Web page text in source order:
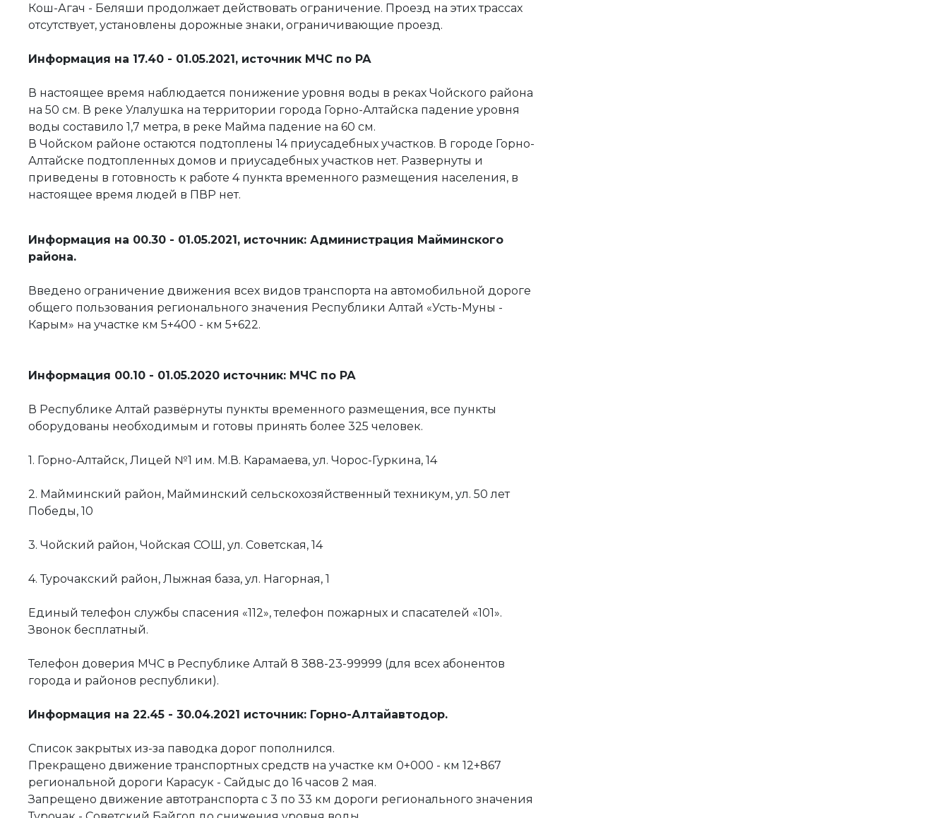
Кош-Агач - Беляши продолжает действовать ограничение. Проезд на этих трассах
отсутствует, установлены дорожные знаки, ограничивающие проезд.
Информация на 17.40 - 01.05.2021, источник МЧС по РА
В настоящее время наблюдается понижение уровня воды в реках Чойского района
на 50 см. В реке Улалушка на территории города Горно-Алтайска падение уровня
воды составило 1,7 метра, в реке Майма падение на 60 см.
В Чойском районе остаются подтоплены 14 приусадебных участков. В городе Горно-
Алтайске подтопленных домов и приусадебных участков нет. Развернуты и
приведены в готовность к работе 4 пункта временного размещения населения, в
настоящее время людей в ПВР нет.
Информация на 00.30 - 01.05.2021, источник: Администрация Майминского
района.
Введено ограничение движения всех видов транспорта на автомобильной дороге
общего пользования регионального значения Республики Алтай «Усть-Муны -
Карым» на участке км 5+400 - км 5+622.
Информация 00.10 - 01.05.2020 источник: МЧС по РА
В Республике Алтай развёрнуты пункты временного размещения, все пункты
оборудованы необходимым и готовы принять более 325 человек.
1. Горно-Алтайск, Лицей №1 им. М.В. Карамаева, ул. Чорос-Гуркина, 14
2. Майминский район, Майминский сельскохозяйственный техникум, ул. 50 лет
Победы, 10
3. Чойский район, Чойская СОШ, ул. Советская, 14
4. Турочакский район, Лыжная база, ул. Нагорная, 1
Единый телефон службы спасения «112», телефон пожарных и спасателей «101».
Звонок бесплатный.
Телефон доверия МЧС в Республике Алтай 8 388-23-99999 (для всех абонентов
города и районов республики).
Информация на 22.45 - 30.04.2021 источник: Горно-Алтайавтодор.
Список закрытых из-за паводка дорог пополнился.
Прекращено движение транспортных средств на участке км 0+000 - км 12+867
региональной дороги Карасук - Сайдыс до 16 часов 2 мая.
Запрещено движение автотранспорта с 3 по 33 км дороги регионального значения